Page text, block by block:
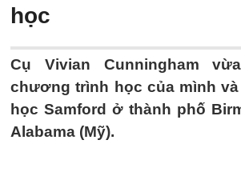
học
Cụ Vivian Cunningham
chương trình học của mình
học Samford ở thành phố
Alabama (Mỹ).